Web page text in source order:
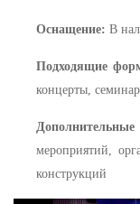
Оснащение: В
Подходящие
концерты,
мероприятий,
конструкций